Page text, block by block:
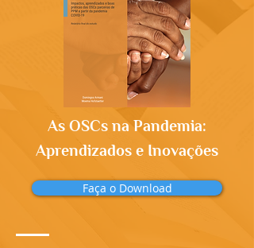
As OSCs na Pandemia:
Aprendizados e Inovações
Faça o Download